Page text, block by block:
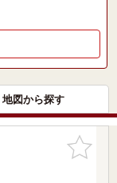
地図から探す
お気に入
りに追加